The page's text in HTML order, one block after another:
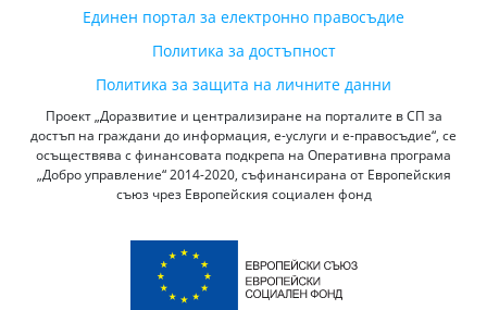
Единен портал за електронно правосъдие
Политика за достъпност
Политика за защита на личните данни
Проект „Доразвитие и централизиране на порталите в СП за
достъп на граждани до информация, е-услуги и е-правосъдие“, се
осъществява с финансовата подкрепа на Оперативна програма
„Добро управление“ 2014-2020, съфинансирана от Европейския
съюз чрез Европейския социален фонд